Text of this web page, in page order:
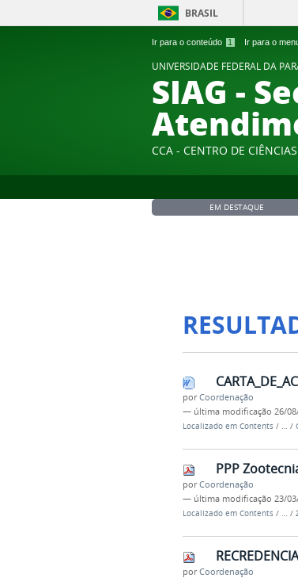
Ir para o conteúdo 1 Ir para o
BRASIL
UNIVERSIDADE FEDERAL DA
SIAG -
CCA - CENTRO DE
EM DESTAQUE
porCoordenação
— última modificação 26/
Localizado em Contents / … /
PPP
porCoordenação
— última modificação 23/
Localizado em Contents / … /
porCoordenação